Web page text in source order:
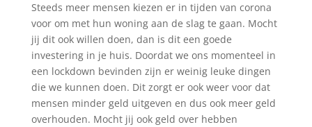
Steeds meer mensen kiezen er in tijden van corona
voor om met hun woning aan de slag te gaan. Mocht
jij dit ook willen doen, dan is dit een goede
investering in je huis. Doordat we ons momenteel in
een lockdown bevinden zijn er weinig leuke dingen
die we kunnen doen. Dit zorgt er ook weer voor dat
mensen minder geld uitgeven en dus ook meer geld
overhouden. Mocht jij ook geld over hebben